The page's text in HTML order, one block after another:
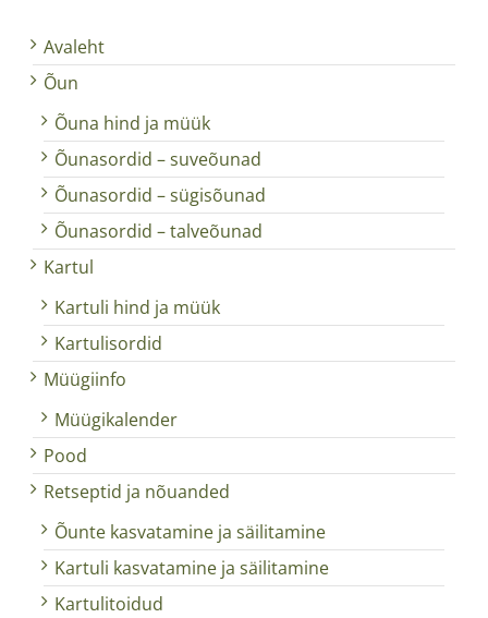
Avaleht
Õun
Õuna hind ja müük
Õunasordid – suveõunad
Õunasordid – sügisõunad
Õunasordid – talveõunad
Kartul
Kartuli hind ja müük
Kartulisordid
Müügiinfo
Müügikalender
Pood
Retseptid ja nõuanded
Õunte kasvatamine ja säilitamine
Kartuli kasvatamine ja säilitamine
Kartulitoidud